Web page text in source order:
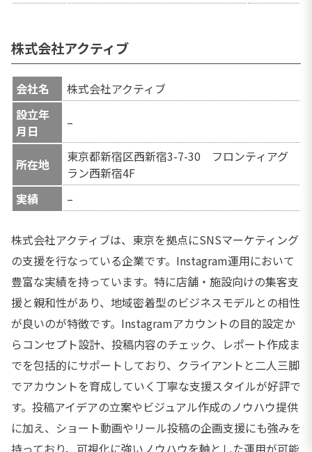
株式会社アクティブ
会社名
株式会社アクティブ
設立年
月日
–
所在地
東京都新宿区西新宿3-7-30 フロンティアグ
ラン西新宿4F
実績
–
株式会社アクティブは、東京を拠点にSNSマーケティング
の支援を行なっている企業です。Instagram運用において
豊富な実績を持っています。特に店舗・施設向けの集客支
援と親和性があり、地域密着型のビジネスモデルとの相性
が良いのが特徴です。Instagramアカウントの目的設定か
らコンセプト設計、投稿内容のチェック、レポート作成ま
でを包括的にサポートしており、クライアントと二人三脚
でアカウントを育成していく丁寧な支援スタイルが好評で
す。投稿アイデアの立案やビジュアル作成のノウハウ提供
に加え、ショート動画やリール投稿の企画支援にも強みを
持っており、可視化に強いノウハウを軸とした運用が可能